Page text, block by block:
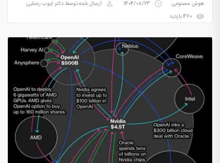
هوش مصنوعی access_time
1404/08/23
perm_identity ارسال شده توسط دکتر ایوب رضایی
visibility